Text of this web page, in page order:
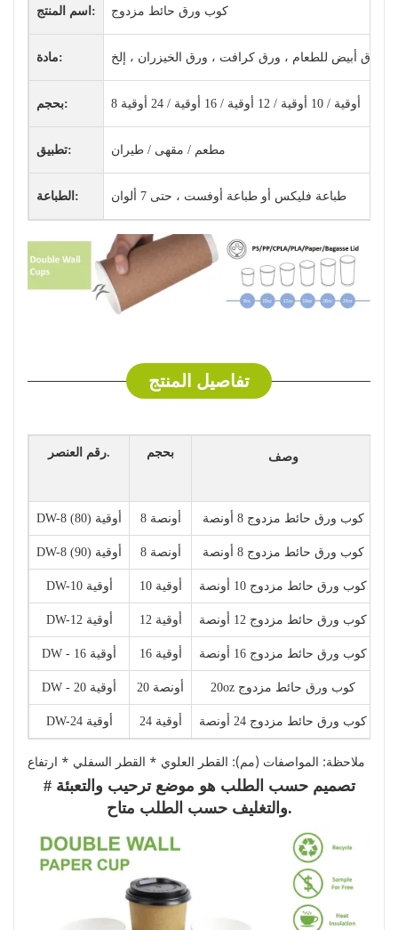
اسم المنتج: كوب ورق حائط مزدوج
مادة:
بحجم: 8 أوقية / 10 أوقية / 12 أوقية / 16 أوقية / 24 أوقية
تطبيق: مطعم / مقهى / طيران
الطباعة: طباعة فليكس أو طباعة أوفست ، حتى 7 ألوان
تفاصيل المنتج
رقم العنصر. بحجم وصف
DW-8 أوقية (80) 8 أونصة كوب ورق حائط مزدوج 8 أونصة
DW-8 أوقية (90) 8 أونصة كوب ورق حائط مزدوج 8 أونصة
DW-10 أوقية 10 أوقية كوب ورق حائط مزدوج 10 أونصة
DW-12 أوقية 12 أوقية كوب ورق حائط مزدوج 12 أونصة
DW - 16 أوقية 16 أوقية كوب ورق حائط مزدوج 16 أونصة
DW - 20 أوقية 20 أونصة 20oz كوب ورق حائط مزدوج
DW-24 أوقية 24 أوقية كوب ورق حائط مزدوج 24 أونصة
ملاحظة: المواصفات (مم): القطر العلوي * القطر السفلي * ارتفاع
# تصميم حسب الطلب هو موضع ترحيب والتعبئة
والتغليف حسب الطلب متاح.